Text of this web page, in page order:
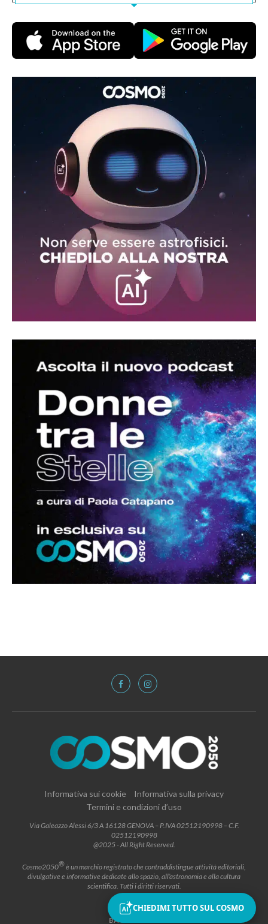
Informativa sui cookie
Informativa sulla privacy
Termini e condizioni d’uso
Via Galeazzo Alessi 6/3 A 16128 GENOVA – P.IVA 02512190998 – C.F.
02512190998
@2025 - All Right Reserved.
Cosmo2050®è un marchio registrato che contraddistingue attività editoriali,
divulgative e informative dedicate allo spazio, all’astronomia e alla cultura
scientifica. Tutti i diritti riservati.
BACK TO TOP
CHIEDIMI TUTTO SUL COSMO